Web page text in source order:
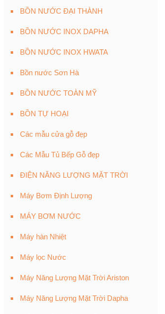
BỒN NƯỚC ĐẠI THÀNH
BỒN NƯỚC INOX DAPHA
BỒN NƯỚC INOX HWATA
Bồn nước Sơn Hà
BỒN NƯỚC TOÀN MỸ
BỒN TỰ HOẠI
Các mẫu cửa gỗ đẹp
Các Mẫu Tủ Bếp Gỗ đẹp
ĐIỆN NĂNG LƯỢNG MẶT TRỜI
Máy Bơm Định Lượng
MÁY BƠM NƯỚC
Máy hàn Nhiệt
Máy lọc Nước
Máy Năng Lượng Mặt Trời Ariston
Máy Năng Lượng Mặt Trời Dapha